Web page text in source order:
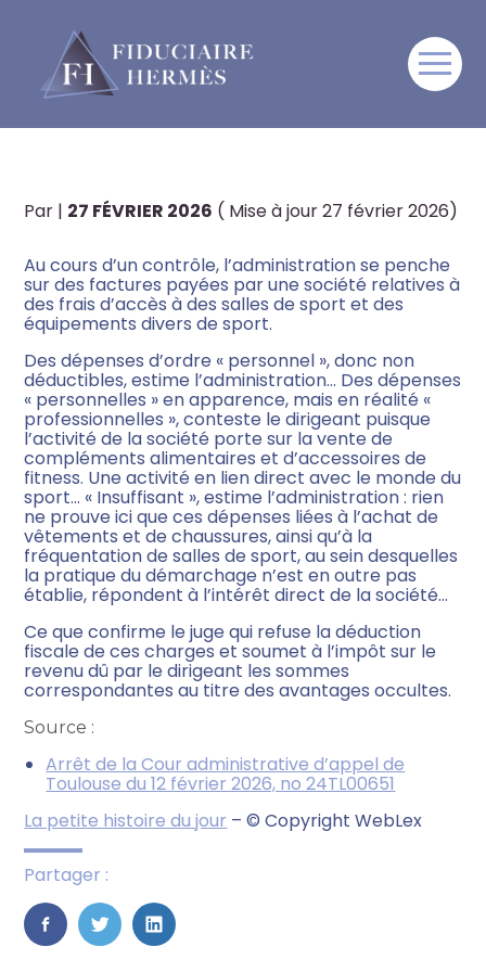
Aller
au
Créateur d’entreprise
Artisan, commerçant,
Artiste & monde de l’art
Travailleur à l’international
C’EST L’HISTOIRE D’UN
DIRIGEANT QUI DÉFEND
Par | 27 FÉVRIER 2026 ( Mise à jour 27 février 2026)
Au cours d’un contrôle, l’administration se penche
sur des factures payées par une société relatives à
des frais d’accès à des salles de sport et des
équipements divers de sport.
Des dépenses d’ordre « personnel », donc non
déductibles, estime l’administration… Des dépenses
« personnelles » en apparence, mais en réalité «
professionnelles », conteste le dirigeant puisque
l’activité de la société porte sur la vente de
compléments alimentaires et d’accessoires de
fitness. Une activité en lien direct avec le monde du
sport… « Insuffisant », estime l’administration : rien
ne prouve ici que ces dépenses liées à l’achat de
vêtements et de chaussures, ainsi qu’à la
fréquentation de salles de sport, au sein desquelles
la pratique du démarchage n’est en outre pas
établie, répondent à l’intérêt direct de la société…
Ce que confirme le juge qui refuse la déduction
fiscale de ces charges et soumet à l’impôt sur le
revenu dû par le dirigeant les sommes
correspondantes au titre des avantages occultes.
Source :
Arrêt de la Cour administrative d’appel de
Toulouse du 12 février 2026, no 24TL00651
La petite histoire du jour – © Copyright WebLex
Partager :
FaceBook
TwitterLinkedIn